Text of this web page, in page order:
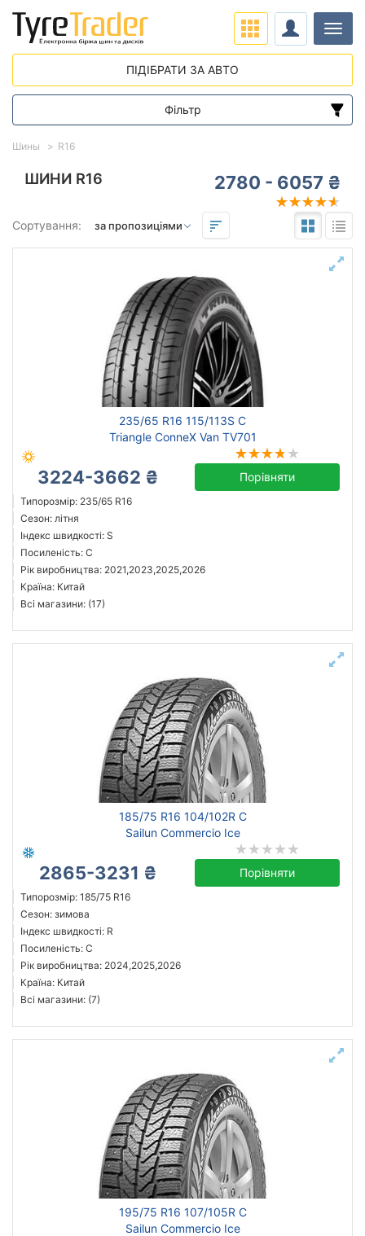
ШИНИ R16 2780 - 6057 ₴
Сортування:
235/65 R16 115/113S C
Triangle ConneX Van TV701
3224-3662 ₴ Порівняти
Типорозмір: 235/65 R16
Сезон: літня
Індекс швидкості: S
Посиленість: C
Рік виробництва: 2021,2023,2025,2026
Країна: Китай
Всі магазини: (17)
185/75 R16 104/102R C
Sailun Commercio Ice
2865-3231 ₴ Порівняти
Типорозмір: 185/75 R16
Сезон: зимова
Індекс швидкості: R
Посиленість: C
Рік виробництва: 2024,2025,2026
Країна: Китай
Всі магазини: (7)
195/75 R16 107/105R C
Sailun Commercio Ice
Шины R16
ПІДІБРАТИ ЗА АВТО
Фільтр
Діапазон цін
від
Підбір за параметрами
Triangle
Hankook
Sailun
Goodyear
Bridgestone
Pirelli
Всі бренди
Країна виробництва
Підібрати